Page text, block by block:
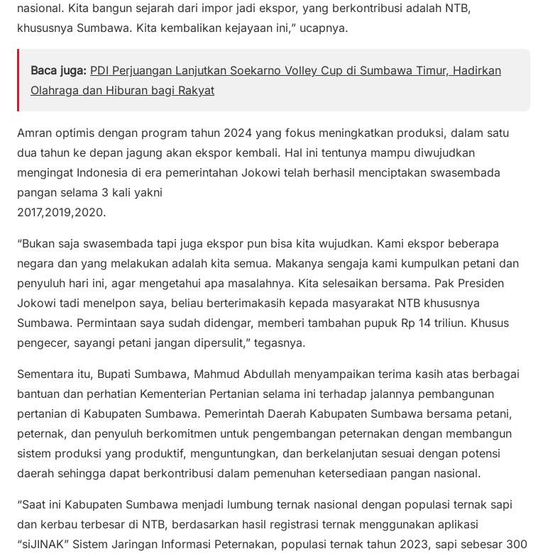
nasional. Kita bangun sejarah dari impor jadi ekspor, yang berkontribusi adalah NTB,
khususnya Sumbawa. Kita kembalikan kejayaan ini,” ucapnya.
Baca juga: PDI Perjuangan Lanjutkan Soekarno Volley Cup di Sumbawa Timur, Hadirkan
Olahraga dan Hiburan bagi Rakyat
Amran optimis dengan program tahun 2024 yang fokus meningkatkan produksi, dalam satu
dua tahun ke depan jagung akan ekspor kembali. Hal ini tentunya mampu diwujudkan
mengingat Indonesia di era pemerintahan Jokowi telah berhasil menciptakan swasembada
pangan selama 3 kali yakni
2017,2019,2020.
“Bukan saja swasembada tapi juga ekspor pun bisa kita wujudkan. Kami ekspor beberapa
negara dan yang melakukan adalah kita semua. Makanya sengaja kami kumpulkan petani dan
penyuluh hari ini, agar mengetahui apa masalahnya. Kita selesaikan bersama. Pak Presiden
Jokowi tadi menelpon saya, beliau berterimakasih kepada masyarakat NTB khususnya
Sumbawa. Permintaan saya sudah didengar, memberi tambahan pupuk Rp 14 triliun. Khusus
pengecer, sayangi petani jangan dipersulit,” tegasnya.
Sementara itu, Bupati Sumbawa, Mahmud Abdullah menyampaikan terima kasih atas berbagai
bantuan dan perhatian Kementerian Pertanian selama ini terhadap jalannya pembangunan
pertanian di Kabupaten Sumbawa. Pemerintah Daerah Kabupaten Sumbawa bersama petani,
peternak, dan penyuluh berkomitmen untuk pengembangan peternakan dengan membangun
sistem produksi yang produktif, menguntungkan, dan berkelanjutan sesuai dengan potensi
daerah sehingga dapat berkontribusi dalam pemenuhan ketersediaan pangan nasional.
“Saat ini Kabupaten Sumbawa menjadi lumbung ternak nasional dengan populasi ternak sapi
dan kerbau terbesar di NTB, berdasarkan hasil registrasi ternak menggunakan aplikasi
“siJINAK” Sistem Jaringan Informasi Peternakan, populasi ternak tahun 2023, sapi sebesar 300